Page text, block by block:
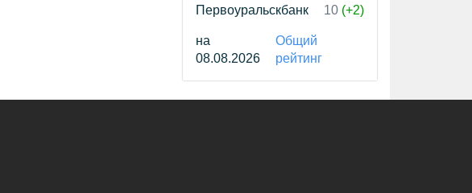
Первоуральскбанк
10 (+2)
на
08.08.2026
Общий
рейтинг